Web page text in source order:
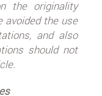
the originality
the use
and also
should not